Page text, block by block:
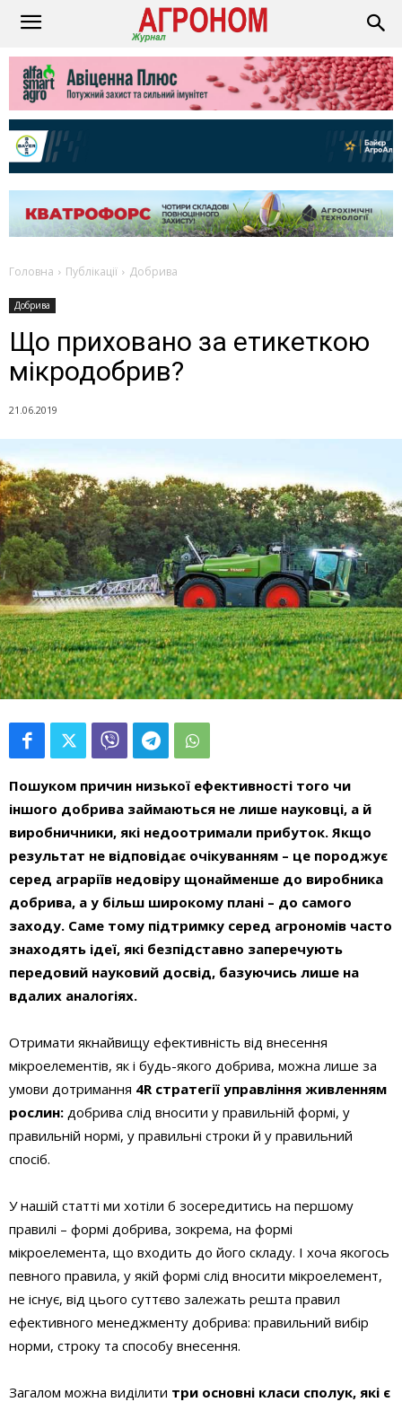
Головна Публікації Добрива
Добрива
Що приховано за етикеткою
мікродобрив?
21.06.2019
Пошуком причин низької ефективності того чи
іншого добрива займаються не лише науковці, а й
виробничники, які недоотримали прибуток. Якщо
результат не відповідає очікуванням – це породжує
серед аграріїв недовіру щонайменше до виробника
добрива, а у більш широкому плані – до самого
заходу. Саме тому підтримку серед агрономів часто
знаходять ідеї, які безпідставно заперечують
передовий науковий досвід, базуючись лише на
вдалих аналогіях.
Отримати якнайвищу ефективність від внесення
мікроелементів, як і будь-якого добрива, можна лише за
умови дотримання 4R стратегії управління живленням
рослин: добрива слід вносити у правильній формі, у
правильній нормі, у правильні строки й у правильний
спосіб.
У нашій статті ми хотіли б зосередитись на першому
правилі – формі добрива, зокрема, на формі
мікроелемента, що входить до його складу. І хоча якогось
певного правила, у якій формі слід вносити мікроелемент,
не існує, від цього суттєво залежать решта правил
ефективного менеджменту добрива: правильний вибір
норми, строку та способу внесення.
Загалом можна виділити три основні класи сполук, які є